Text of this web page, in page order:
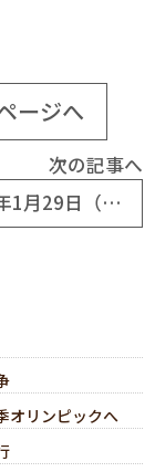
ージへ
次の記事へ
平成27年1月29日（№6615） 横綱は強ければいいのか
リンピックへ